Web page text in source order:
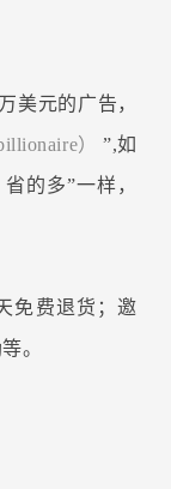
美元的广告，
）”,如
的多”一样，
免费退货；邀
。